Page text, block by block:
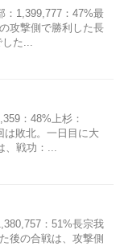
：1,399,777：47%最
攻撃側で勝利した長
た...
：48%上杉：
は敗北。一日目に大
戦功：...
：51%長宗我
後の合戦は、攻撃側